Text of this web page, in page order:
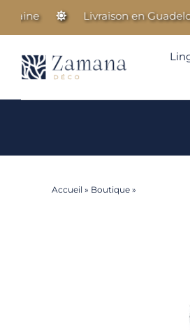
Livraison en
Accueil » Boutique»